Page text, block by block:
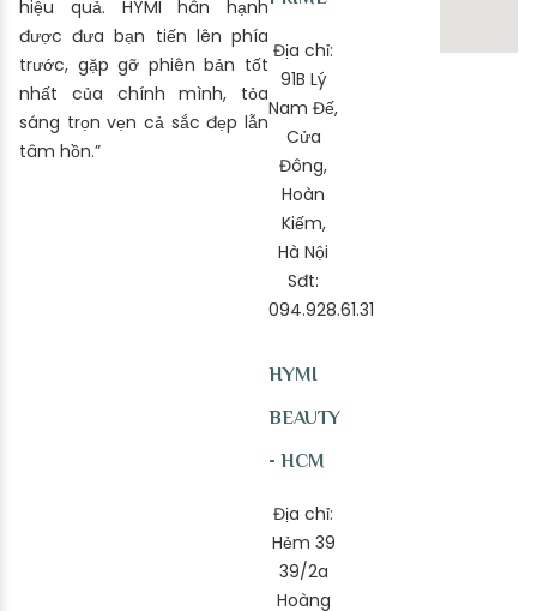
hiệu quả. HYMI hân hạnh
được đưa bạn tiến lên phía
trước, gặp gỡ phiên bản tốt
nhất của chính mình, tỏa
sáng trọn vẹn cả sắc đẹp lẫn
tâm hồn.”
Địa chỉ:
91B Lý
Nam Đế,
Cửa
Đông,
Hoàn
Kiếm,
Hà Nội
Sđt:
094.928.61.31
HYMI
BEAUTY
- HCM
Địa chỉ:
Hẻm 39
39/2a
Hoàng